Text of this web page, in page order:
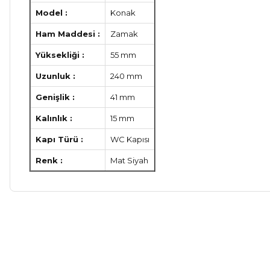
Model : Konak
Ham Maddesi : Zamak
Yüksekliği : 55 mm
Uzunluk : 240 mm
Genişlik : 41 mm
Kalınlık : 15 mm
Kapı Türü : WC Kapısı
Renk : Mat Siyah